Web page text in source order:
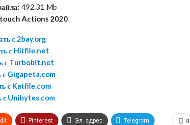
: 492.31 Mb
Actions 2020
с 2bay.org
с Hitfile.net
с Turbobit.net
с Gigapeta.com
с Katfile.com
с Unibytes.com
0
Pinterest Эл. адрес Telegram